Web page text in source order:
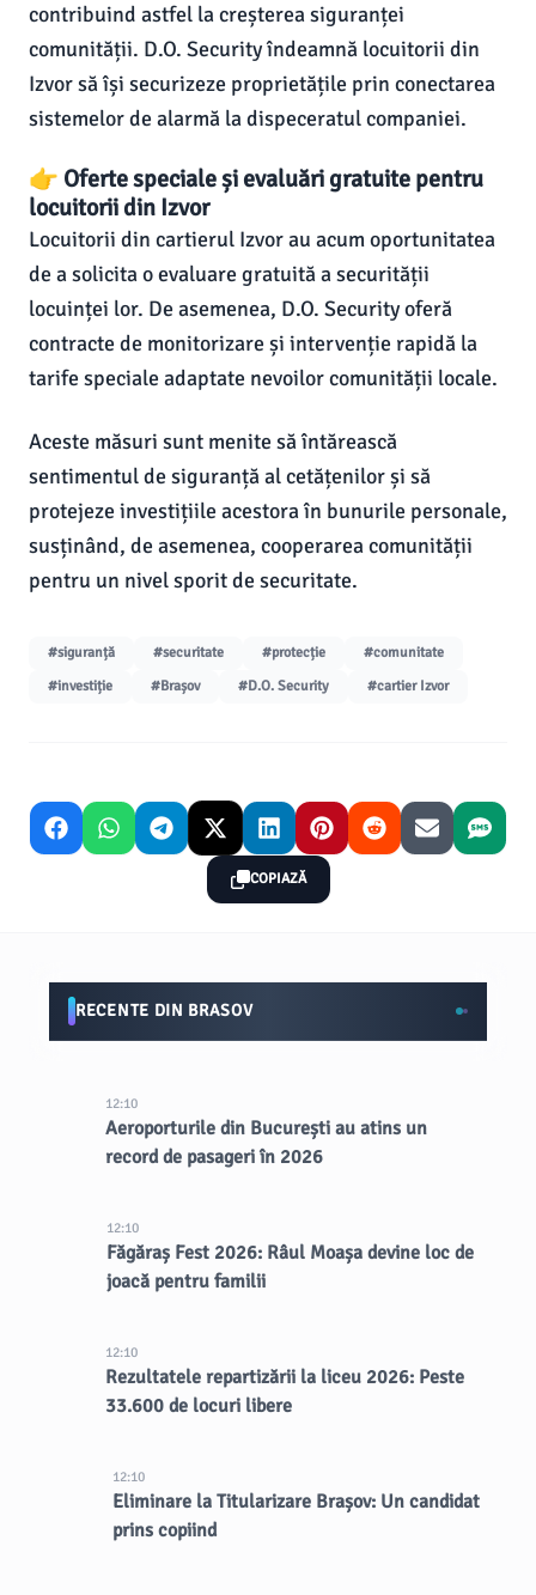
contribuind astfel la creșterea siguranței
comunității. D.O. Security îndeamnă locuitorii din
Izvor să își securizeze proprietățile prin conectarea
sistemelor de alarmă la dispeceratul companiei.
👉 Oferte speciale și evaluări gratuite pentru
locuitorii din Izvor
Locuitorii din cartierul Izvor au acum oportunitatea
de a solicita o evaluare gratuită a securității
locuinței lor. De asemenea, D.O. Security oferă
contracte de monitorizare și intervenție rapidă la
tarife speciale adaptate nevoilor comunității locale.
Aceste măsuri sunt menite să întărească
sentimentul de siguranță al cetățenilor și să
protejeze investițiile acestora în bunurile personale,
susținând, de asemenea, cooperarea comunității
pentru un nivel sporit de securitate.
#siguranță #securitate #protecție
#comunitate
#investiție
#Brașov #D.O. Security #cartier Izvor
COPIAZĂ
RECENTE DIN BRASOV
12:10
Aeroporturile din București au atins un
record de pasageri în 2026
12:10
Făgăraș Fest 2026: Râul Moașa devine loc de
joacă pentru familii
12:10
Rezultatele repartizării la liceu 2026: Peste
33.600 de locuri libere
12:10
Eliminare la Titularizare Brașov: Un candidat
prins copiind